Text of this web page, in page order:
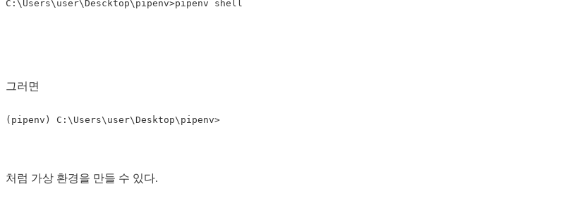
C:\Users\user\Descktop\pipenv>pipenv shell
그러면
처럼 가상 환경을 만들 수 있다.